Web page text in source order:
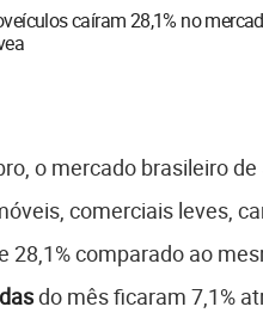
caíram 28,1% no
o mercado brasileiro de
comerciais leves,
28,1% comparado ao
do mês ficaram 7,1%